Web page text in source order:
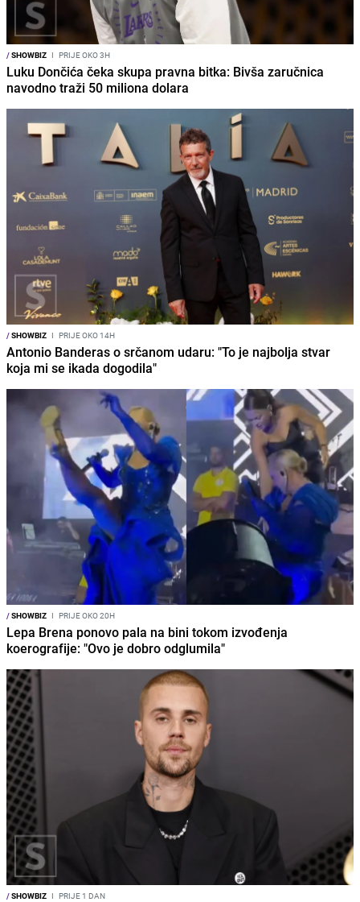
/SHOWBIZ I PRIJE OKO 3H
Luku Dončića čeka skupa pravna bitka: Bivša zaručnica
navodno traži 50 miliona dolara
/SHOWBIZ I PRIJE OKO 14H
Antonio Banderas o srčanom udaru: "To je najbolja stvar
koja mi se ikada dogodila"
/SHOWBIZ I PRIJE OKO 20H
Lepa Brena ponovo pala na bini tokom izvođenja
koerografije: "Ovo je dobro odglumila"
/SHOWBIZ I PRIJE 1 DAN